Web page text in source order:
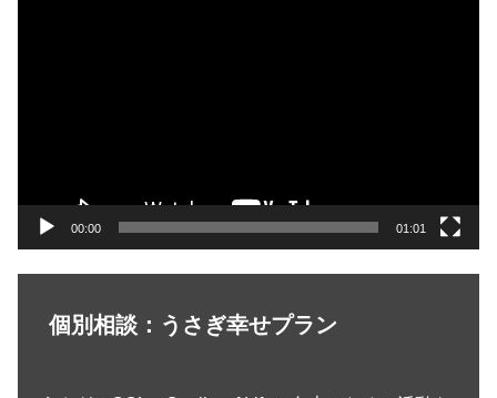
00:00 01:01
個別相談：うさぎ幸せプラン